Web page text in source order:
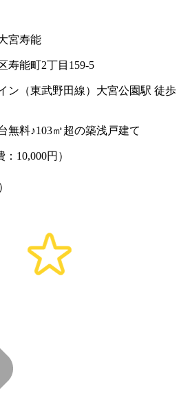
宮寿能
寿能町2丁目159-5
ン（東武野田線）大宮公園駅 徒歩
無料♪103㎡超の築浅戸建て
10,000円）
）